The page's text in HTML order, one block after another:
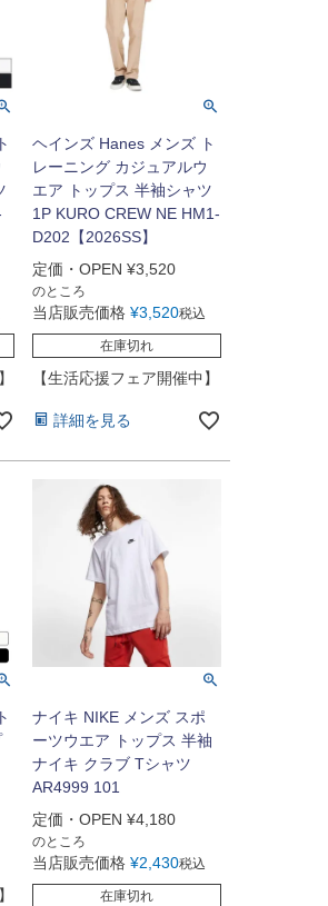
ヘインズ Hanes メンズ ト
レーニング カジュアルウ
エア トップス 半袖シャツ
1P KURO CREW NE HM1-
D202【2026SS】
定価・OPEN ¥3,520
のところ
当店販売価格 ¥3,520税込
在庫切れ
【生活応援フェア開催中】
詳細を見る
ナイキ NIKE メンズ スポ
ーツウエア トップス 半袖
ナイキ クラブ Tシャツ
AR4999 101
定価・OPEN ¥4,180
のところ
当店販売価格 ¥2,430税込
在庫切れ